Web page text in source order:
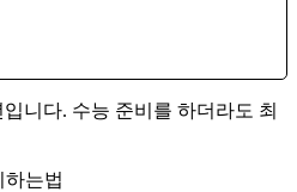
니다. 수능 준비를 하더라도 최
하는법